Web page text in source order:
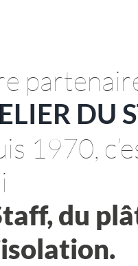
DU
1970,
du